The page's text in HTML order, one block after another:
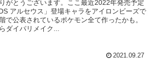
がとうございます。ここ最近2022年発売予定
アルセウス」登場キャラをアイロンビーズで
で公表されているポケモン全て作ったかも。
ダイパリメイク...
2021.09.27